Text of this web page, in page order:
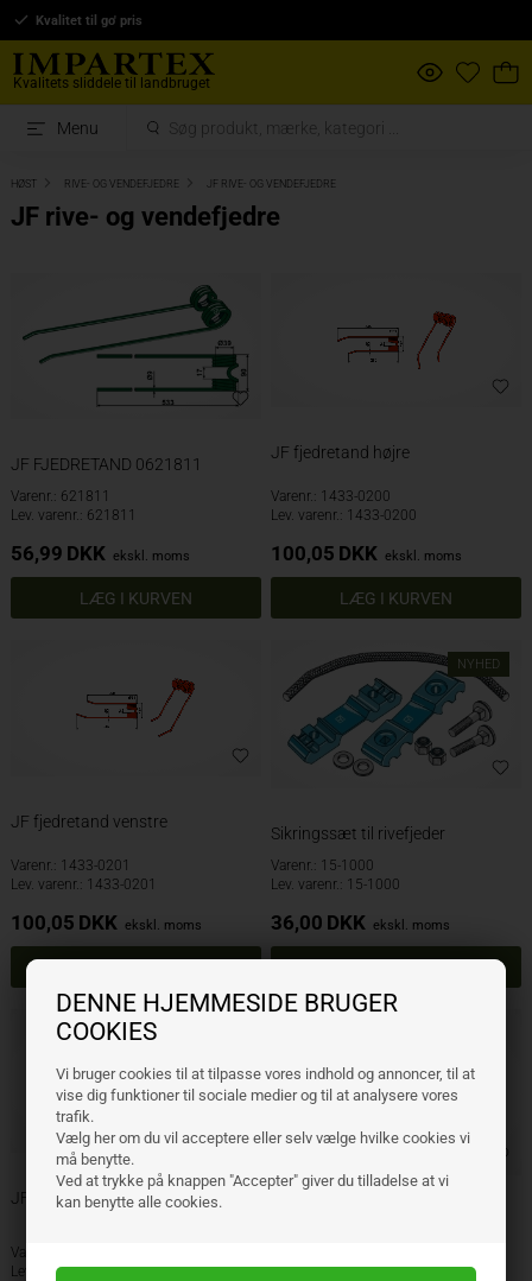
DENNE HJEMMESIDE BRUGER
COOKIES
Vi bruger cookies til at tilpasse vores indhold og annoncer, til at
vise dig funktioner til sociale medier og til at analysere vores
trafik.
Vælg her om du vil acceptere eller selv vælge hvilke cookies vi
må benytte.
Ved at trykke på knappen "Accepter" giver du tilladelse at vi
kan benytte alle cookies.
Kvalitet til go' pris
Kvalitets sliddele til landbruget
Menu
HØST RIVE- OG VENDEFJEDRE JF RIVE- OG VENDEFJEDRE
JF rive- og vendefjedre
JF FJEDRETAND 0621811
Varenr.: 621811
Lev. varenr.: 621811
56,99 DKK ekskl. moms
JF fjedretand højre
Varenr.: 1433-0200
Lev. varenr.: 1433-0200
100,05 DKK ekskl. moms
JF fjedretand venstre
Varenr.: 1433-0201
Lev. varenr.: 1433-0201
100,05 DKK ekskl. moms
NYHED
Sikringssæt til rivefjeder
Varenr.: 15-1000
Lev. varenr.: 15-1000
36,00 DKK ekskl. moms
JF fjedretand
Varenr.: 2503057
Lev. varenr.: 2503-057, 0606811
Lev. varenr.: 14330397